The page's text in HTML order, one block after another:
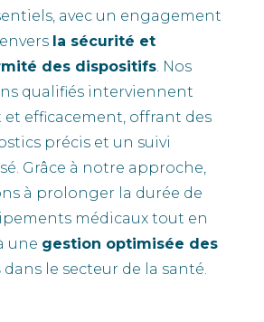
avec un engagement
la sécurité et
des dispositifs. Nos
qualifiés interviennent
efficacement, offrant des
précis et un suivi
Grâce à notre approche,
à prolonger la durée de
médicaux tout en
une gestion optimisée des
dans le secteur de la santé.